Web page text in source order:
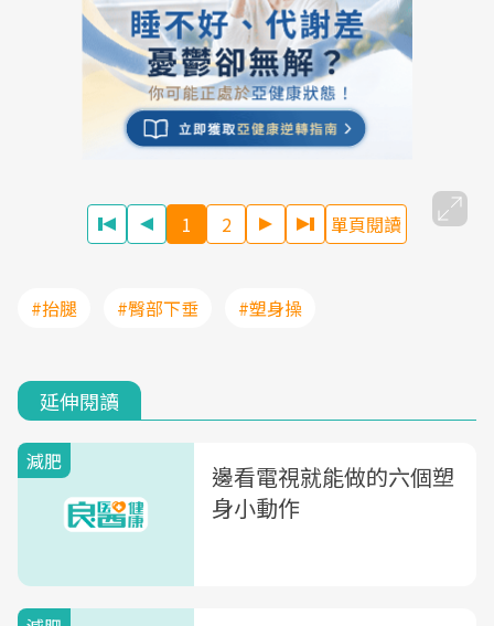
1 2 單頁閱讀
#抬腿 #臀部下垂 #塑身操
延伸閱讀
減肥
邊看電視就能做的六個塑
身小動作